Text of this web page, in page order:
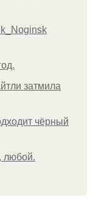
затмила
чёрный
любой.